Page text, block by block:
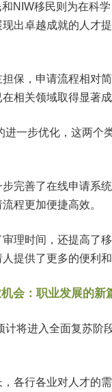
NIW移民则为在科学
出卓越成就的人才
保，申请流程相对
相关领域取得显著成
进一步优化，这两个
完善了在线申请系
程更加便捷高效。
理时间，还提高了
提供了更多的便利和
会：职业发展的新
计将进入全面复苏阶
各行各业对人才的